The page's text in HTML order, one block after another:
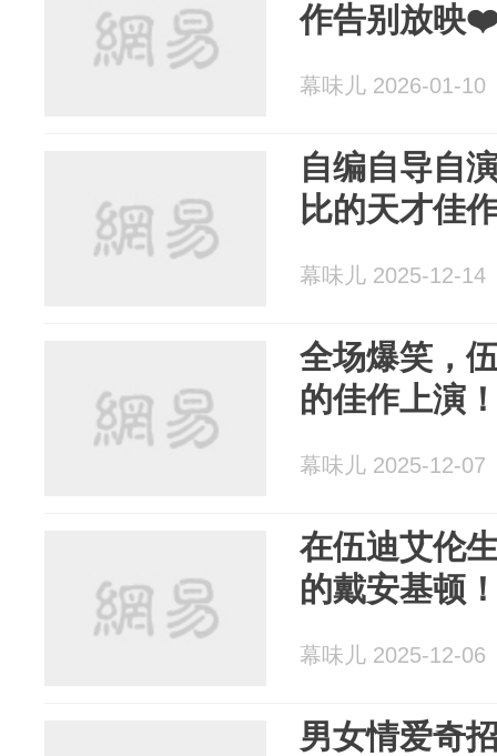
作告别放映
幕味儿 2026-01-10
自编自导自
比的天才佳
幕味儿 2025-12-14
全场爆笑，
的佳作上演
幕味儿 2025-12-07
在伍迪艾伦
的戴安基顿
幕味儿 2025-12-06
男女情爱奇